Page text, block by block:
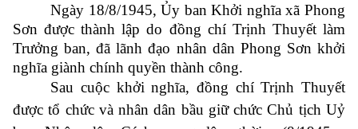
Ngày 18/8/1945, Ủy ban Khởi nghĩa xã Phong
Sơn được thành lập do đồng chí Trịnh Thuyết làm
Trưởng ban, đã lãnh đạo nhân dân Phong Sơn khởi
nghĩa giành chính quyền thành công.
Sau cuộc khởi nghĩa, đồng chí Trịnh Thuyết
được tổ chức và nhân dân bầu giữ chức Chủ tịch Uỷ